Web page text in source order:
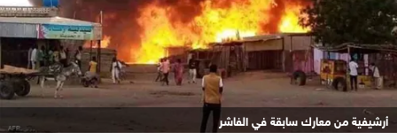
أرشيفية من معارك سابقة في الفاشر